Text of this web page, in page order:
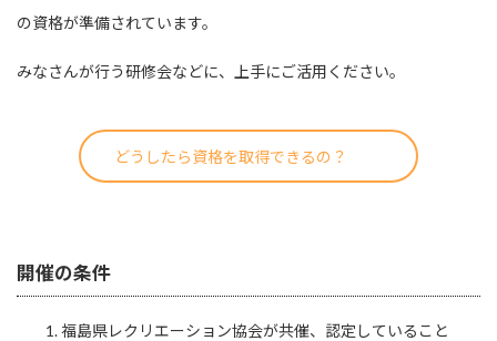
の資格が準備されています。
みなさんが行う研修会などに、上手にご活用ください。
どうしたら資格を取得できるの？
開催の条件
福島県レクリエーション協会が共催、認定していること